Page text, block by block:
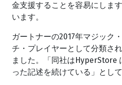
金支援することを容易にしま
います。
ガートナーの2017年マジック
チ・プレイヤーとして分類さ
ました。「同社はHyperStore
った記述を続けている」として